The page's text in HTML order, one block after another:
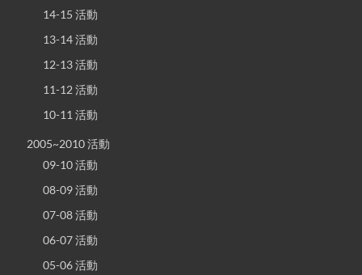
14-15 活動
13-14 活動
12-13 活動
11-12 活動
10-11 活動
2005~2010 活動
09-10 活動
08-09 活動
07-08 活動
06-07 活動
05-06 活動